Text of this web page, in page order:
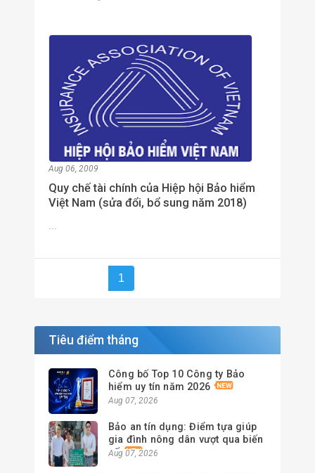
Aug 06, 2009
Quy chế tài chính của Hiệp hội Bảo hiểm
Việt Nam (sửa đổi, bổ sung năm 2018)
1
Tiêu điểm tháng
Công bố Top 10 Công ty Bảo
hiểm uy tín năm 2026
Aug 07, 2026
Bảo an tín dụng: Điểm tựa giúp
gia đình nông dân vượt qua biến
cố
Aug 07, 2026